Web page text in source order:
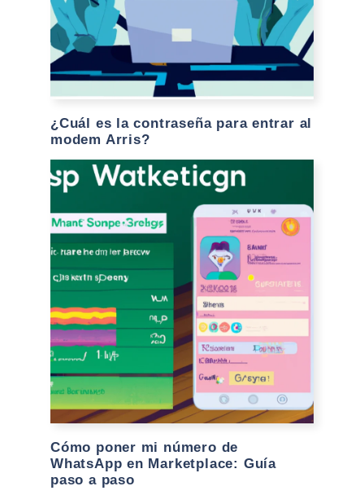
¿Cuál es la contraseña para entrar al
modem Arris?
Cómo poner mi número de
WhatsApp en Marketplace: Guía
paso a paso